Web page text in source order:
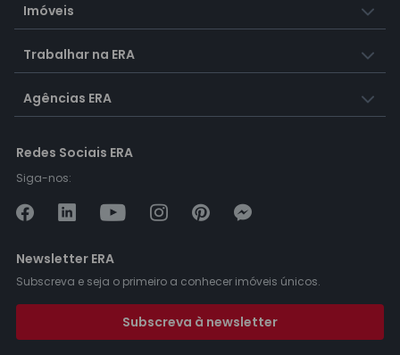
Imóveis
Trabalhar na ERA
Agências ERA
Redes Sociais ERA
Siga-nos:
Newsletter ERA
Subscreva e seja o primeiro a conhecer imóveis únicos.
Subscreva à newsletter